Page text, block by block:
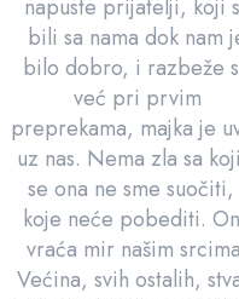
napuste prijatelji, koji
bili sa nama dok nam
bilo dobro, i razbeže
već pri prvim
preprekama, majka je
uz nas. Nema zla sa
se ona ne sme suočiti,
koje neće pobediti.
vraća mir našim
Većina, svih ostalih,